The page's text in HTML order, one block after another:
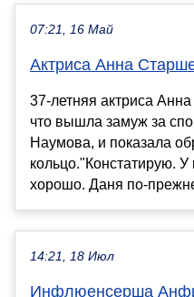
07:21, 16 Май
Актриса Анна
37-летняя актриса
что вышла замуж за
Наумова, и показала
кольцо."Констатирую. У
хорошо. Даня по-
14:21, 18 Июл
Инфлюенсерша